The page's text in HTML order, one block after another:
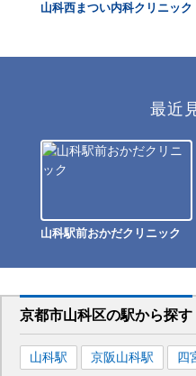
山科西まつい内科クリニック
最近
山科駅前おかだクリニック
京都市山科区の駅から探す
山科駅 京阪山科駅 四